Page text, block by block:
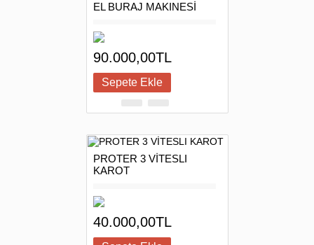
EL BURAJ MAKINESİ
90.000,00TL
PROTER 3 VİTESLI
KAROT
40.000,00TL